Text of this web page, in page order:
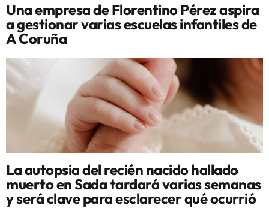
Una empresa de Florentino Pérez aspira
a gestionar varias escuelas infantiles de
A Coruña
La autopsia del recién nacido hallado
muerto en Sada tardará varias semanas
y será clave para esclarecer qué ocurrió